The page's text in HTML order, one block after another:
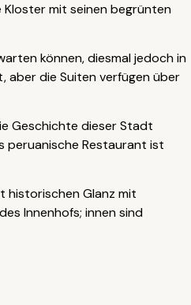
Kloster mit seinen begrünten
können, diesmal jedoch in
aber die Suiten verfügen über
Geschichte dieser Stadt
peruanische Restaurant ist
historischen Glanz mit
Innenhofs; innen sind